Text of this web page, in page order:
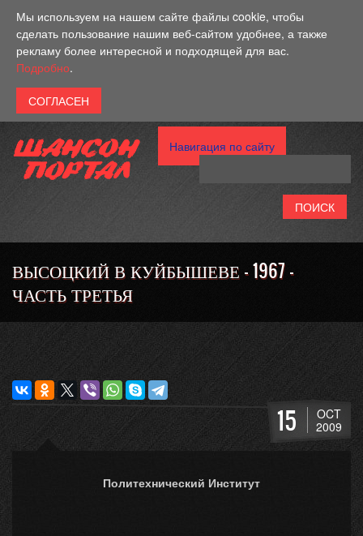
Мы используем на нашем сайте файлы cookie, чтобы
сделать пользование нашим веб-сайтом удобнее, а также
рекламу более интересной и подходящей для вас.
Подробно.
Навигация по сайту
ВЫСОЦКИЙ В КУЙБЫШЕВЕ - 1967 -
ЧАСТЬ ТРЕТЬЯ
15
OCT
2009
Политехнический Институт